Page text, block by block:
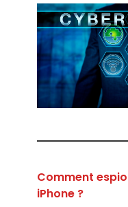
Comment
iPhone ?